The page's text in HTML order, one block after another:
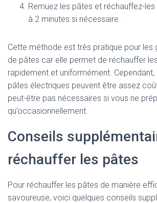
Remuez les pâtes et réchauffez-les
à 2 minutes si nécessaire.
Cette méthode est très pratique pour les
de pâtes car elle permet de réchauffer
rapidement et uniformément. Cependant,
pâtes électriques peuvent être assez
peut-être pas nécessaires si vous ne
qu’occasionnellement.
Conseils
réchauffer les pâtes
Pour réchauffer les pâtes de manière
savoureuse, voici quelques conseils